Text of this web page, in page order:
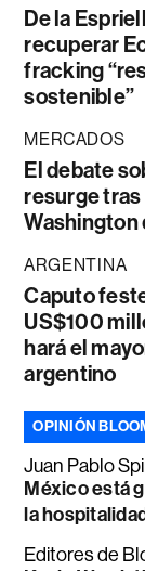
De la
recuperar
fracking
sostenible”
MERCADOS
El debate
resurge
Washington
ARGENTINA
Caputo
US$100
hará el
argentino
OPINIÓN
Juan Pablo
México está
la
Editores de